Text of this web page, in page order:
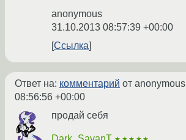
anonymous
31.10.2013 08:57:39 +00:00
Ссылка
Ответ на: комментарий от anonymous
08:56:56 +00:00
продай себя